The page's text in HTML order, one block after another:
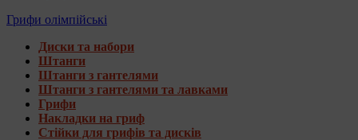
Грифи олімпійські
Диски та набори
Штанги
Штанги з гантелями
Штанги з гантелями та лавками
Грифи
Накладки на гриф
Стійки для грифів та дисків